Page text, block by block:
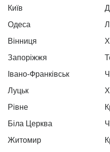
Київ
Одеса
Вінниця
Запоріжжя
Івано-Франківськ
Луцьк
Рівне
Біла Церква
Житомир